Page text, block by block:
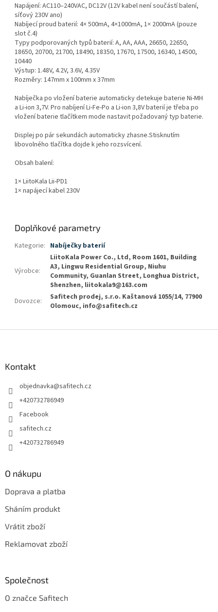
Napájení: AC110–240VAC, DC12V (12V kabel není součástí balení,
síťový 230V ano)
Nabíjecí proud baterií: 4× 500mA, 4×1000mA, 1× 2000mA (pouze
slot č.4)
Typy podporovaných typů baterií: A, AA, AAA, 26650, 22650,
18650, 20700, 21700, 18490, 18350, 17670, 17500, 16340, 14500,
10440
Výstup: 1.48V, 4.2V, 3.6V, 4.35V
Rozměry: 147mm x 100mm x 37mm
Nabíječka po vložení baterie automaticky detekuje baterie Ni-MH
a Li-ion 3,7V. Pro nabíjení Li-Fe-Po a Li-ion 3,8V baterií je třeba po
vložení baterie tlačítkem mode nastavit požadovaný typ baterie.
Displej po pár sekundách automaticky zhasne.Stisknutím
libovolného tlačítka dojde k jeho rozsvícení.
Obsah balení:
1× LiitoKala Lii-PD1
1× napájecí kabel 230V
Doplňkové parametry
Kategorie: Nabíječky baterií
Výrobce:
LiitoKala Power Co., Ltd, Room 1601, Building
A3, Lingwu Residential Group, Niuhu
Community, Guanlan Street, Longhua District,
Shenzhen, liitokala9@163.com
Dovozce:
Safitech prodej, s.r.o. Kaštanová 1055/14, 77900
Olomouc, info@safitech.cz
Kontakt
objednavka@safitech.cz
+420732786949
Facebook
safitech.cz
+420732786949
O nákupu
Doprava a platba
Sháním produkt
Vrátit zboží
Reklamovat zboží
Společnost
O značce Safitech